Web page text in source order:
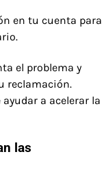
en tu cuenta para
el problema y
reclamación.
a acelerar la
las